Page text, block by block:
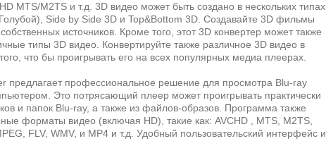
MTS/M2TS и т.д. 3D видео может быть создано в нескольких типах
Side by Side 3D и Top&Bottom 3D. Создавайте 3D фильмы
источников. Кроме того, этот 3D конвертер может также
типы 3D видео. Конвертируйте также различное 3D видео в
что бы проигрывать его на всех популярных медиа плеерах.
предлагает профессиональное решение для просмотра Blu-ray
Это потрясающий плеер может проигрывать практически
и папок Blu-ray, а также из файлов-образов. Программа также
форматы видео (включая HD), такие как: AVCHD , MTS, M2TS,
FLV, WMV, и MP4 и т.д. Удобный пользовательский интерфейс и